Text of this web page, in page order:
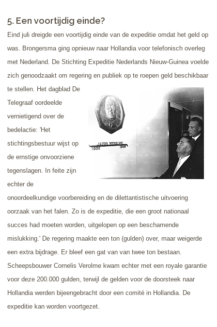
5. Een voortijdig einde?
Eind juli dreigde een voortijdig einde van de expeditie omdat het geld op
was. Brongersma ging opnieuw naar Hollandia voor telefonisch overleg
met Nederland. De Stichting Expeditie Nederlands Nieuw-Guinea voelde
zich genoodzaakt om regering en publiek op te roepen geld beschikbaar
te stellen. Het dagblad De
Telegraaf oordeelde
vernietigend over de
bedelactie: 'Het
stichtingsbestuur wijst op
de ernstige onvoorziene
tegenslagen. In feite zijn
echter de
onoordeelkundige voorbereiding en de dilettantistische uitvoering
oorzaak van het falen. Zo is de expeditie, die een groot nationaal
succes had moeten worden, uitgelopen op een beschamende
mislukking.' De regering maakte een ton (gulden) over, maar weigerde
een extra bijdrage. Er bleef een gat van van twee ton bestaan.
Scheepsbouwer Cornelis Verolme kwam echter met een royale garantie
voor deze 200.000 gulden, terwijl de gelden voor de doorsteek naar
Hollandia werden bijeengebracht door een comité in Hollandia. De
expeditie kan worden voortgezet.